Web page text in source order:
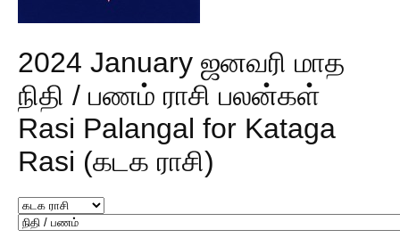
2024 January ஜனவரி மாத
நிதி / பணம் ராசி பலன்கள்
Rasi Palangal for Kataga
Rasi (கடக ராசி)